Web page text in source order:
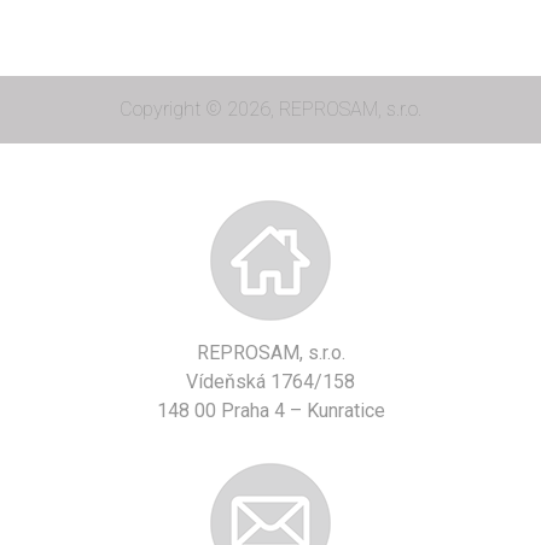
Copyright © 2026, REPROSAM, s.r.o.
REPROSAM, s.r.o.
Vídeňská 1764/158
148 00 Praha 4 – Kunratice